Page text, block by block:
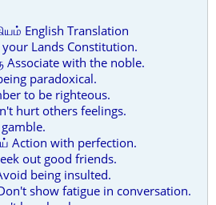
English Translation
Lands Constitution.
with the noble.
paradoxical.
to be righteous.
hurt others feelings.
Action with perfection.
out good friends.
being insulted.
show fatigue in conversation.